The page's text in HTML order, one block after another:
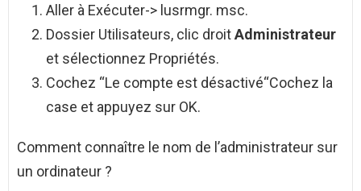
Aller à Exécuter-> lusrmgr. msc.
Dossier Utilisateurs, clic droitAdministrateur
et sélectionnez Propriétés.
Cochez “Le compte est désactivé“Cochez la
case et appuyez sur OK.
Comment connaître le nom de l’administrateur sur
un ordinateur ?